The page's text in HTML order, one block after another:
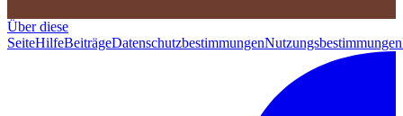
Über diese
SeiteHilfeBeiträgeDatenschutzbestimmungenNutzungsbestimmungen